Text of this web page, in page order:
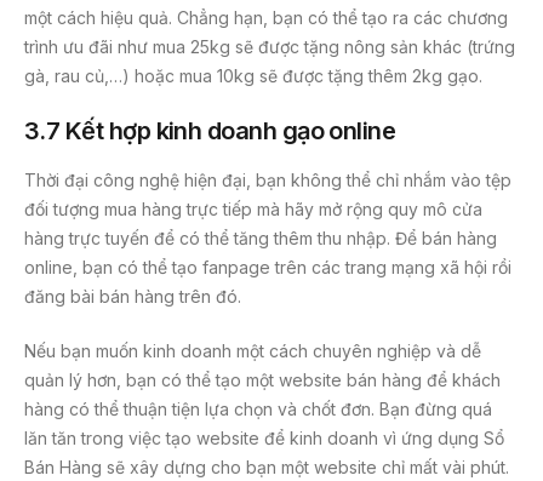
một cách hiệu quả. Chẳng hạn, bạn có thể tạo ra các chương
trình ưu đãi như mua 25kg sẽ được tặng nông sản khác (trứng
gà, rau củ,…) hoặc mua 10kg sẽ được tặng thêm 2kg gạo.
3.7 Kết hợp kinh doanh gạo online
Thời đại công nghệ hiện đại, bạn không thể chỉ nhắm vào tệp
đối tượng mua hàng trực tiếp mà hãy mở rộng quy mô cửa
hàng trực tuyến để có thể tăng thêm thu nhập. Để bán hàng
online, bạn có thể tạo fanpage trên các trang mạng xã hội rồi
đăng bài bán hàng trên đó.
Nếu bạn muốn kinh doanh một cách chuyên nghiệp và dễ
quản lý hơn, bạn có thể tạo một website bán hàng để khách
hàng có thể thuận tiện lựa chọn và chốt đơn. Bạn đừng quá
lăn tăn trong việc tạo website để kinh doanh vì ứng dụng Sổ
Bán Hàng sẽ xây dựng cho bạn một website chỉ mất vài phút.